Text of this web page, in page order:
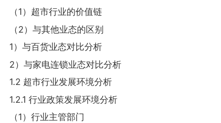
（1）超市行业的价值链
（2）与其他业态的区别
1）与百货业态对比分析
2）与家电连锁业态对比分析
1.2 超市行业发展环境分析
1.2.1 行业政策发展环境分析
（1）行业主管部门